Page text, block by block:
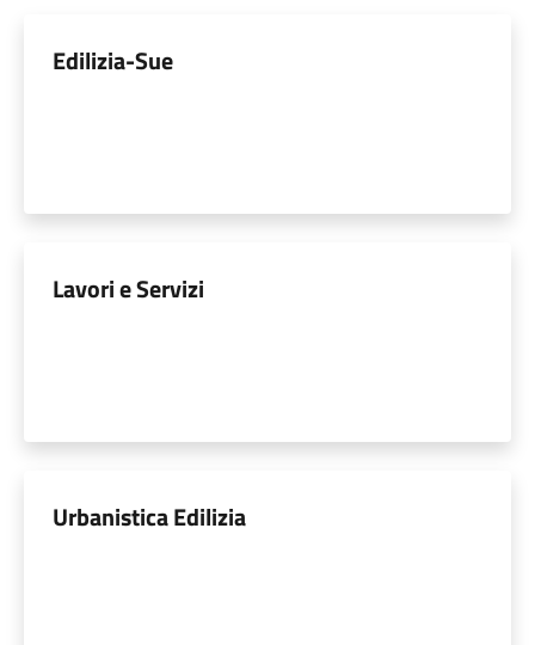
Edilizia-Sue
Lavori e Servizi
Urbanistica Edilizia